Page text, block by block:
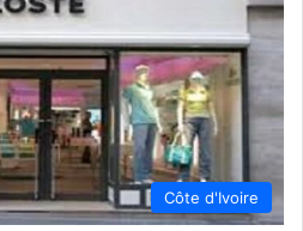
Côte d'Ivoire